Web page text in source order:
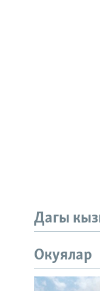
Дагы
Окуялар